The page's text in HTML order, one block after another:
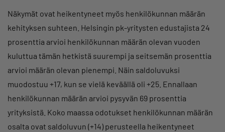
Näkymät ovat heikentyneet myös henkilökunnan määrän
kehityksen suhteen. Helsingin pk-yritysten edustajista 24
prosenttia arvioi henkilökunnan määrän olevan vuoden
kuluttua tämän hetkistä suurempi ja seitsemän prosenttia
arvioi määrän olevan pienempi. Näin saldoluvuksi
muodostuu +17, kun se vielä keväällä oli +25. Ennallaan
henkilökunnan määrän arvioi pysyvän 69 prosenttia
yrityksistä. Koko maassa odotukset henkilökunnan määrän
osalta ovat saldoluvun (+14) perusteella heikentyneet